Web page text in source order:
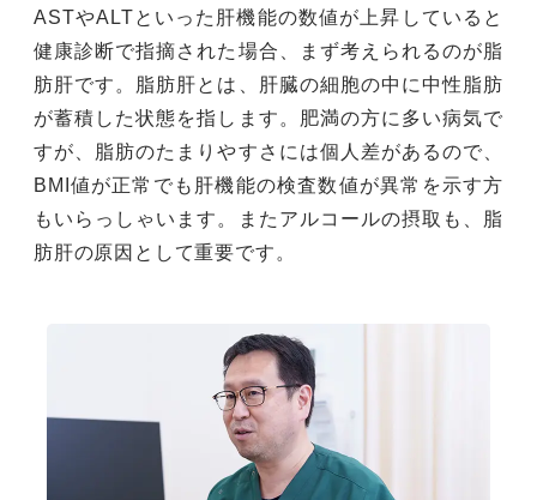
ASTやALTといった肝機能の数値が上昇していると
健康診断で指摘された場合、まず考えられるのが脂
肪肝です。脂肪肝とは、肝臓の細胞の中に中性脂肪
が蓄積した状態を指します。肥満の方に多い病気で
すが、脂肪のたまりやすさには個人差があるので、
BMI値が正常でも肝機能の検査数値が異常を示す方
もいらっしゃいます。またアルコールの摂取も、脂
肪肝の原因として重要です。